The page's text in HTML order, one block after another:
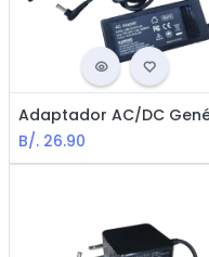
B/. 26.90